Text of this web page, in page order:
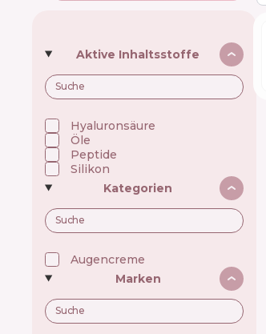
Aktive Inhaltsstoffe
Hyaluronsäure
Öle
Peptide
Silikon
Kategorien
Augencreme
Marken